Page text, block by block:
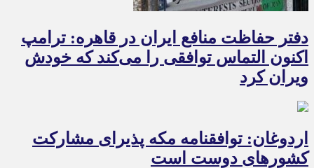
دفتر حفاظت منافع ایران در قاهره: ترامپ
اکنون التماس توافقی را می‌کند که خودش
ویران کرد
اردوغان: توافقنامه مکه پذیرای مشارکت
کشورهای دوست است